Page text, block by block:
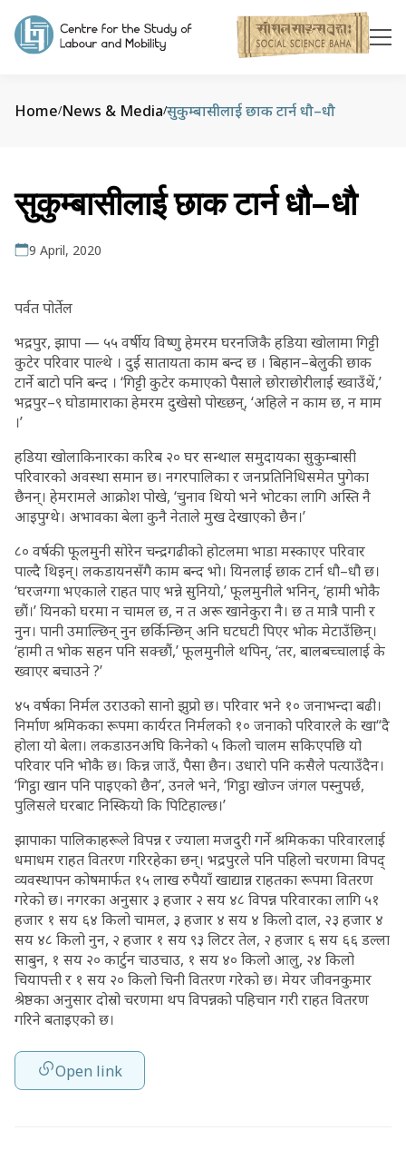
Home/News & Media/सुकुम्बासीलाई छाक टार्न धौ–धौ
सुकुम्बासीलाई छाक टार्न धौ–धौ
9 April, 2020
पर्वत पोर्तेल
भद्रपुर, झापा — ५५ वर्षीय विष्णु हेमरम घरनजिकै हडिया खोलामा गिट्टी
कुटेर परिवार पाल्थे । दुई सातायता काम बन्द छ । बिहान–बेलुकी छाक
टार्ने बाटो पनि बन्द । ‘गिट्टी कुटेर कमाएको पैसाले छोराछोरीलाई ख्वाउँथें,’
भद्रपुर–९ घोडामाराका हेमरम दुखेसो पोख्छन्, ‘अहिले न काम छ, न माम
।’
हडिया खोलाकिनारका करिब २० घर सन्थाल समुदायका सुकुम्बासी
परिवारको अवस्था समान छ। नगरपालिका र जनप्रतिनिधिसमेत पुगेका
छैनन्। हेमरामले आक्रोश पोखे, ‘चुनाव थियो भने भोटका लागि अस्ति नै
आइपुग्थे। अभावका बेला कुनै नेताले मुख देखाएको छैन।’
८० वर्षकी फूलमुनी सोरेन चन्द्रगढीको होटलमा भाडा मस्काएर परिवार
पाल्दै थिइन्। लकडायनसँगै काम बन्द भो। यिनलाई छाक टार्न धौ–धौ छ।
‘घरजग्गा भएकाले राहत पाए भन्ने सुनियो,’ फूलमुनीले भनिन्, ‘हामी भोकै
छौं।’ यिनको घरमा न चामल छ, न त अरू खानेकुरा नै। छ त मात्रै पानी र
नुन। पानी उमाल्छिन् नुन छर्किन्छिन् अनि घटघटी पिएर भोक मेटाउँछिन्।
‘हामी त भोक सहन पनि सक्छौं,’ फूलमुनीले थपिन्, ‘तर, बालबच्चालाई के
ख्वाएर बचाउने ?’
४५ वर्षका निर्मल उराउको सानो झुप्रो छ। परिवार भने १० जनाभन्दा बढी।
निर्माण श्रमिकका रूपमा कार्यरत निर्मलको १० जनाको परिवारले के खा“दै
होला यो बेला। लकडाउनअघि किनेको ५ किलो चालम सकिएपछि यो
परिवार पनि भोकै छ। किन्न जाउँ, पैसा छैन। उधारो पनि कसैले पत्याउँदैन।
‘गिट्ठा खान पनि पाइएको छैन’, उनले भने, ‘गिट्ठा खोज्न जंगल पस्नुपर्छ,
पुलिसले घरबाट निस्कियो कि पिटिहाल्छ।’
झापाका पालिकाहरूले विपन्न र ज्याला मजदुरी गर्ने श्रमिकका परिवारलाई
धमाधम राहत वितरण गरिरहेका छन्। भद्रपुरले पनि पहिलो चरणमा विपद्
व्यवस्थापन कोषमार्फत १५ लाख रुपैयाँ खाद्यान्न राहतका रूपमा वितरण
गरेको छ। नगरका अनुसार ३ हजार २ सय ४८ विपन्न परिवारका लागि ५१
हजार १ सय ६४ किलो चामल, ३ हजार ४ सय ४ किलो दाल, २३ हजार ४
सय ४८ किलो नुन, २ हजार १ सय ९३ लिटर तेल, २ हजार ६ सय ६६ डल्ला
साबुन, १ सय २० कार्टुन चाउचाउ, १ सय ४० किलो आलु, २४ किलो
चियापत्ती र १ सय २० किलो चिनी वितरण गरेको छ। मेयर जीवनकुमार
श्रेष्ठका अनुसार दोस्रो चरणमा थप विपन्नको पहिचान गरी राहत वितरण
गरिने बताइएको छ।
Open link